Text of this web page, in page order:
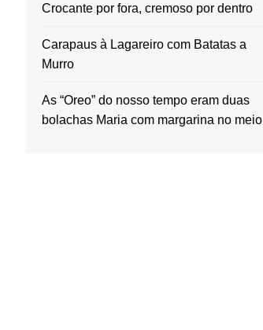
Crocante por fora, cremoso por dentro
Carapaus à Lagareiro com Batatas a
Murro
As “Oreo” do nosso tempo eram duas
bolachas Maria com margarina no meio